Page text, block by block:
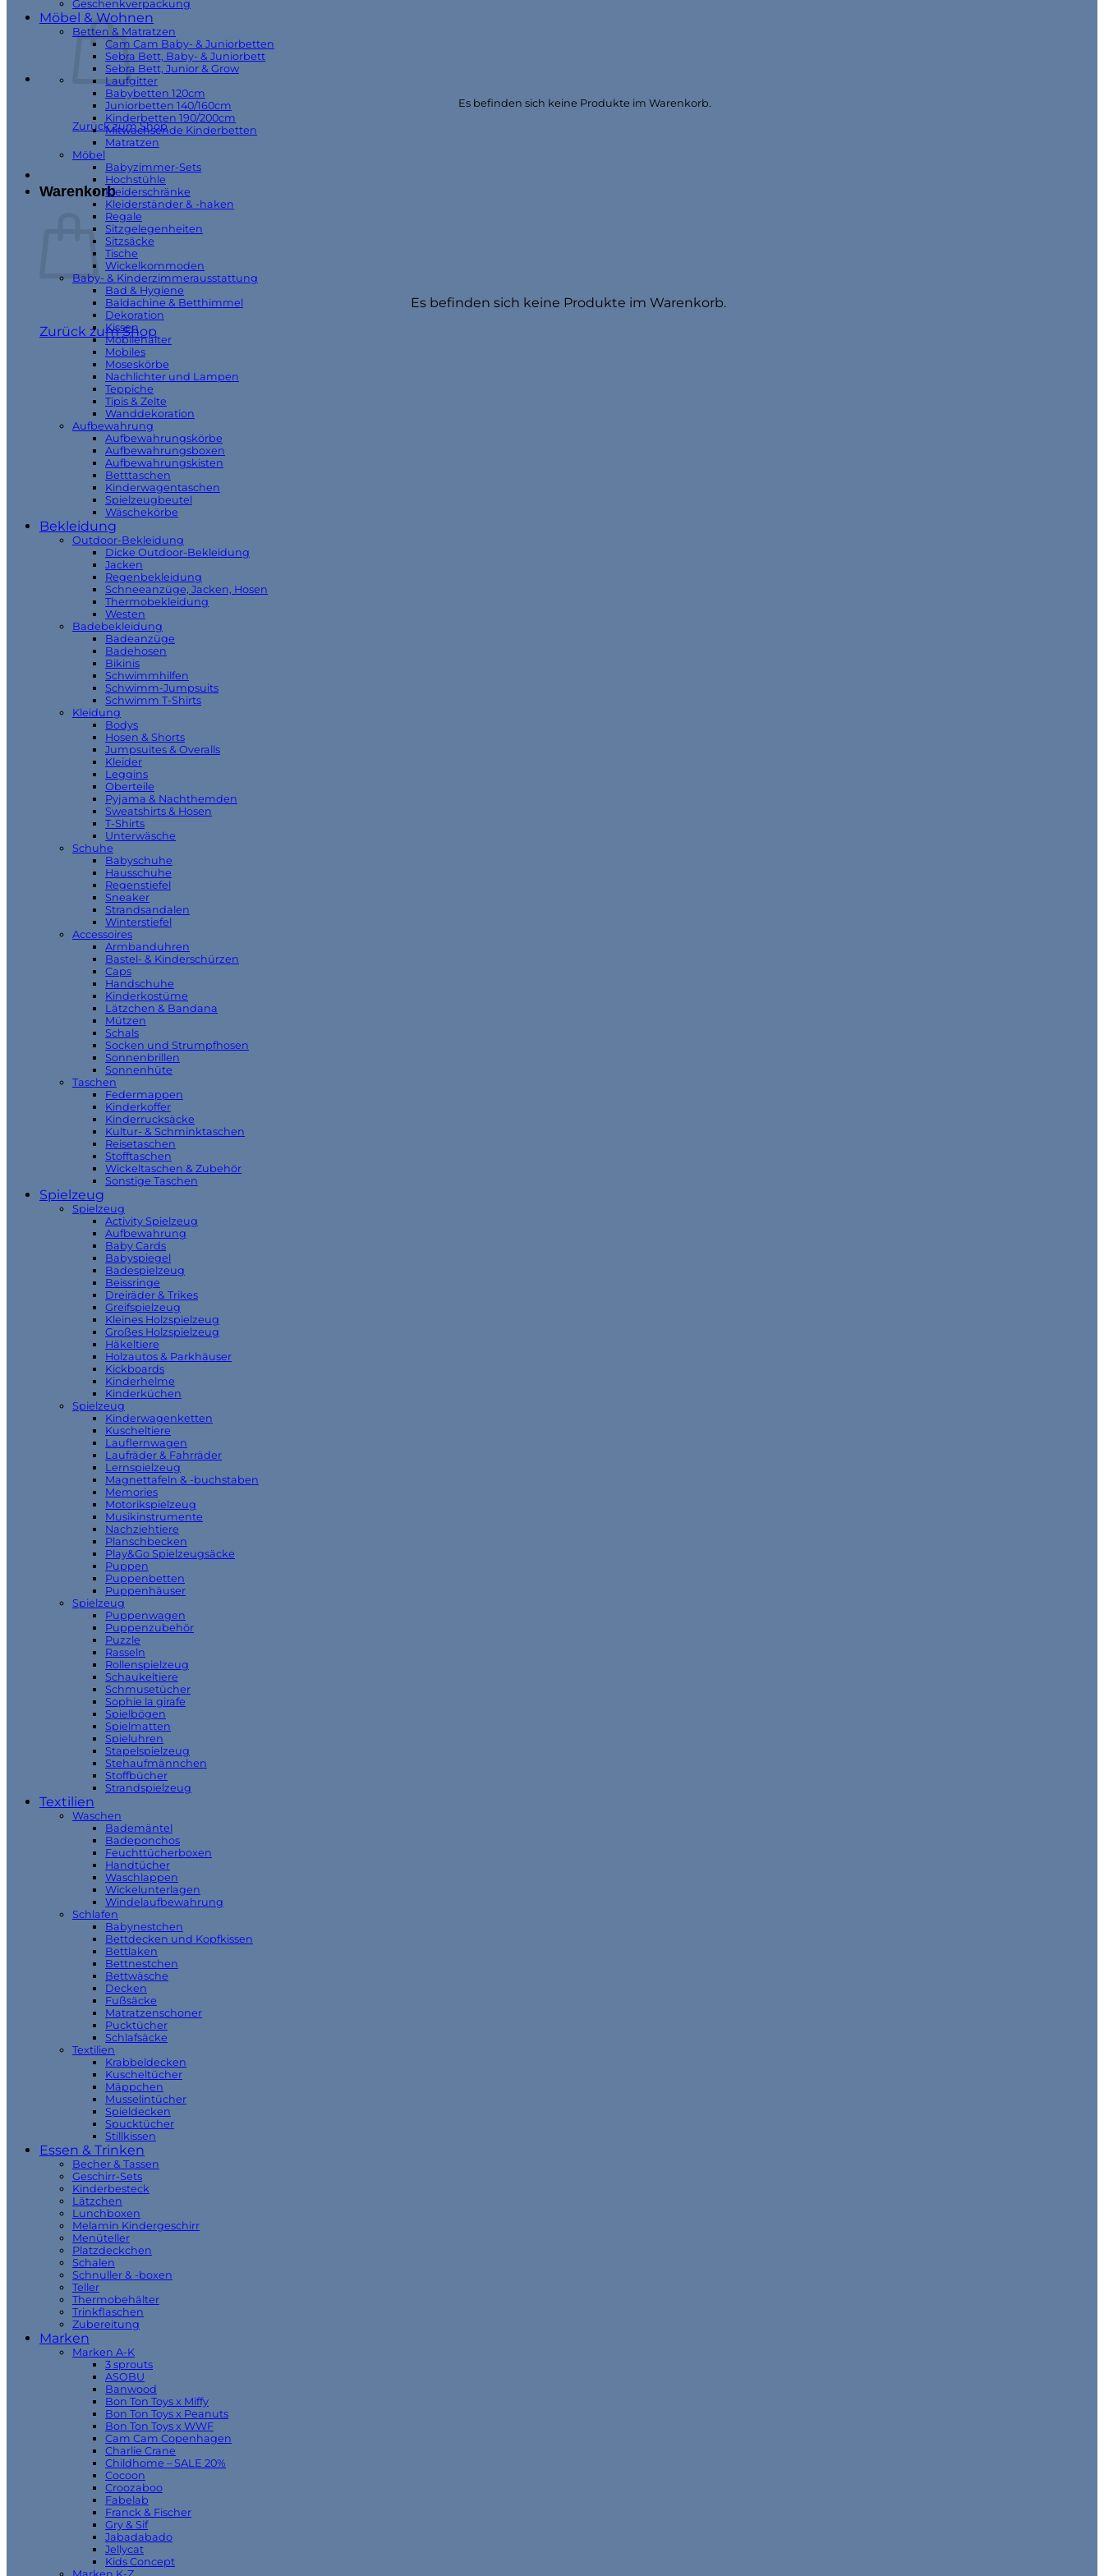
Es befinden sich keine Produkte im Warenkorb.
Zurück zum Shop
Warenkorb
Es befinden sich keine Produkte im Warenkorb.
Zurück zum Shop
Geschenkverpackung
Möbel & Wohnen
Betten & Matratzen
Cam Cam Baby- & Juniorbetten
Sebra Bett, Baby- & Juniorbett
Sebra Bett, Junior & Grow
Laufgitter
Babybetten 120cm
Juniorbetten 140/160cm
Kinderbetten 190/200cm
Mitwachsende Kinderbetten
Matratzen
Möbel
Babyzimmer-Sets
Hochstühle
Kleiderschränke
Kleiderständer & -haken
Regale
Sitzgelegenheiten
Sitzsäcke
Tische
Wickelkommoden
Baby- & Kinderzimmerausstattung
Bad & Hygiene
Baldachine & Betthimmel
Dekoration
Kissen
Mobilehalter
Mobiles
Moseskörbe
Nachlichter und Lampen
Teppiche
Tipis & Zelte
Wanddekoration
Aufbewahrung
Aufbewahrungskörbe
Aufbewahrungsboxen
Aufbewahrungskisten
Betttaschen
Kinderwagentaschen
Spielzeugbeutel
Wäschekörbe
Bekleidung
Outdoor-Bekleidung
Dicke Outdoor-Bekleidung
Jacken
Regenbekleidung
Schneeanzüge, Jacken, Hosen
Thermobekleidung
Westen
Badebekleidung
Badeanzüge
Badehosen
Bikinis
Schwimmhilfen
Schwimm-Jumpsuits
Schwimm T-Shirts
Kleidung
Bodys
Hosen & Shorts
Jumpsuites & Overalls
Kleider
Leggins
Oberteile
Pyjama & Nachthemden
Sweatshirts & Hosen
T-Shirts
Unterwäsche
Schuhe
Babyschuhe
Hausschuhe
Regenstiefel
Sneaker
Strandsandalen
Winterstiefel
Accessoires
Armbanduhren
Bastel- & Kinderschürzen
Caps
Handschuhe
Kinderkostüme
Lätzchen & Bandana
Mützen
Schals
Socken und Strumpfhosen
Sonnenbrillen
Sonnenhüte
Taschen
Federmappen
Kinderkoffer
Kinderrucksäcke
Kultur- & Schminktaschen
Reisetaschen
Stofftaschen
Wickeltaschen & Zubehör
Sonstige Taschen
Spielzeug
Spielzeug
Activity Spielzeug
Aufbewahrung
Baby Cards
Babyspiegel
Badespielzeug
Beissringe
Dreiräder & Trikes
Greifspielzeug
Kleines Holzspielzeug
Großes Holzspielzeug
Häkeltiere
Holzautos & Parkhäuser
Kickboards
Kinderhelme
Kinderküchen
Spielzeug
Kinderwagenketten
Kuscheltiere
Lauflernwagen
Laufräder & Fahrräder
Lernspielzeug
Magnettafeln & -buchstaben
Memories
Motorikspielzeug
Musikinstrumente
Nachziehtiere
Planschbecken
Play&Go Spielzeugsäcke
Puppen
Puppenbetten
Puppenhäuser
Spielzeug
Puppenwagen
Puppenzubehör
Puzzle
Rasseln
Rollenspielzeug
Schaukeltiere
Schmusetücher
Sophie la girafe
Spielbögen
Spielmatten
Spieluhren
Stapelspielzeug
Stehaufmännchen
Stoffbücher
Strandspielzeug
Textilien
Waschen
Bademäntel
Badeponchos
Feuchttücherboxen
Handtücher
Waschlappen
Wickelunterlagen
Windelaufbewahrung
Schlafen
Babynestchen
Bettdecken und Kopfkissen
Bettlaken
Bettnestchen
Bettwäsche
Decken
Fußsäcke
Matratzenschoner
Pucktücher
Schlafsäcke
Textilien
Krabbeldecken
Kuscheltücher
Mäppchen
Musselintücher
Spieldecken
Spucktücher
Stillkissen
Essen & Trinken
Becher & Tassen
Geschirr-Sets
Kinderbesteck
Lätzchen
Lunchboxen
Melamin Kindergeschirr
Menüteller
Platzdeckchen
Schalen
Schnuller & -boxen
Teller
Thermobehälter
Trinkflaschen
Zubereitung
Marken
Marken A-K
3 sprouts
ASOBU
Banwood
Bon Ton Toys x Miffy
Bon Ton Toys x Peanuts
Bon Ton Toys x WWF
Cam Cam Copenhagen
Charlie Crane
Childhome – SALE 20%
Cocoon
Croozaboo
Fabelab
Franck & Fischer
Gry & Sif
Jabadabado
Jellycat
Kids Concept